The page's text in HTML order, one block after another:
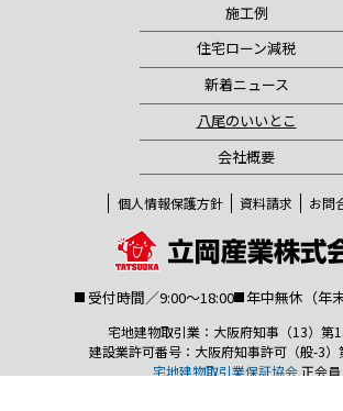
施工例
住宅ローン減税
新着ニュース
八尾のいいとこ
会社概要
個人情報保護方針 資料請求 お問
受付時間／9:00～18:00 年中無休（年
宅地建物取引業：大阪府知事（13）第
建設業許可番号：大阪府知事許可（般-3
宅地建物取引業保証協会正会員